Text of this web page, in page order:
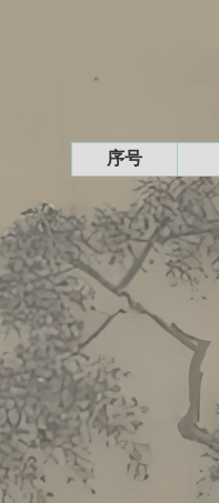
序号